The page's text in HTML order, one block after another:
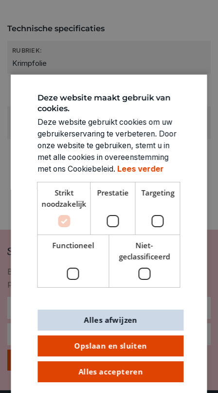
Technische specificaties
RUBRIEK:
Krimpfolie
Schrijf je in op onze nieuwsbrief
Blijf op de hoogte van nieuwigheden, inspiratie,
promoties en meer!
Inschrijven
Deze website maakt gebruik van
cookies.
Deze website gebruikt cookies om uw
gebruikerservaring te verbeteren. Door
onze website te gebruiken, stemt u in
met alle cookies in overeenstemming
met ons Cookiebeleid. Lees verder
Strikt
noodzakelijk
Prestatie Targeting
Functioneel
Niet-
geclassificeerd
Opslaan en sluiten
Alles accepteren
Alles afwijzen